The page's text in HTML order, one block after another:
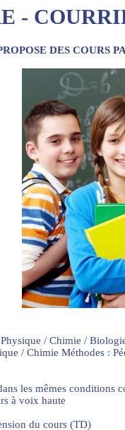
-
DES COURS
/ Chimie /
/ Chimie Méthodes :
les mêmes conditions
à voix haute
du cours (TD)